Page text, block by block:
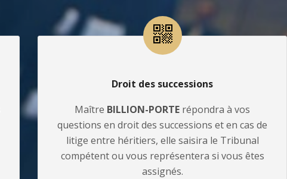
Droit des successions
Maître BILLION-PORTE répondra à vos
questions en droit des successions et en cas de
litige entre héritiers, elle saisira le Tribunal
compétent ou vous représentera si vous êtes
assignés.